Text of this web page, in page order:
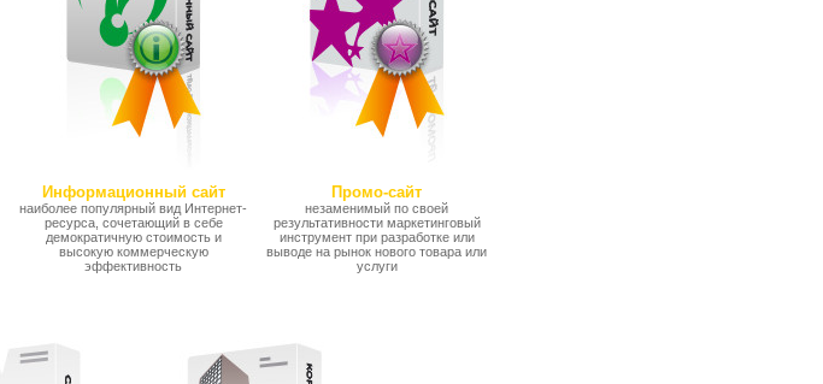
Информационный сайт
наиболее популярный вид Интернет-
ресурса, сочетающий в себе
демократичную стоимость и
высокую коммерческую
эффективность
Промо-сайт
незаменимый по своей
результативности маркетинговый
инструмент при разработке или
выводе на рынок нового товара или
услуги